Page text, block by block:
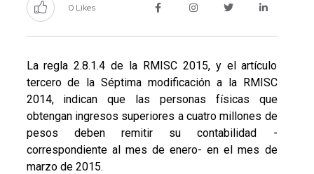
0 Likes
La regla 2.8.1.4 de la RMISC 2015, y el artículo
tercero de la Séptima modificación a la RMISC
2014, indican que las personas físicas que
obtengan ingresos superiores a cuatro millones de
pesos deben remitir su contabilidad -
correspondiente al mes de enero- en el mes de
marzo de 2015.